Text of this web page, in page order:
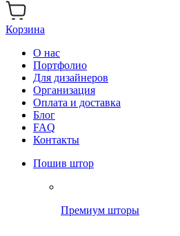
Корзина
О нас
Портфолио
Для дизайнеров
Организация
Оплата и доставка
Блог
FAQ
Контакты
Пошив штор
Премиум шторы